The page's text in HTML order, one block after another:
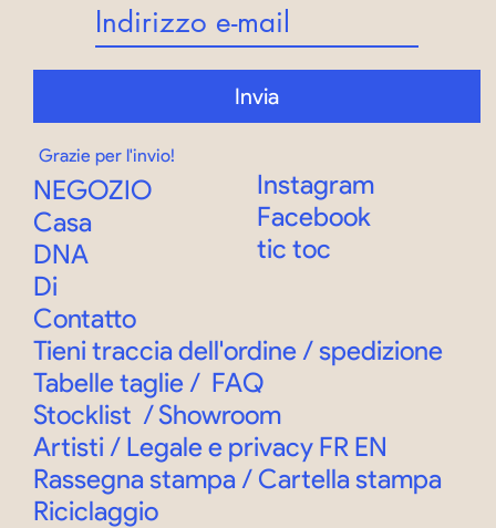
NEGOZIO
Casa
DNA
Di
Contatto
Instagram
Facebook
tic toc
Invia
Grazie per l'invio!
Tieni traccia dell'ordine/spedizione
Tabelle taglie/ FAQ
Stocklist /Showroom
Artisti / Legale e privacy FR EN
Rassegna stampa / Cartella stampa
Riciclaggio